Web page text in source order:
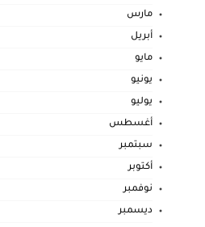
مارس
أبريل
مايو
يونيو
يوليو
أغسطس
سبتمبر
أكتوبر
نوفمبر
ديسمبر